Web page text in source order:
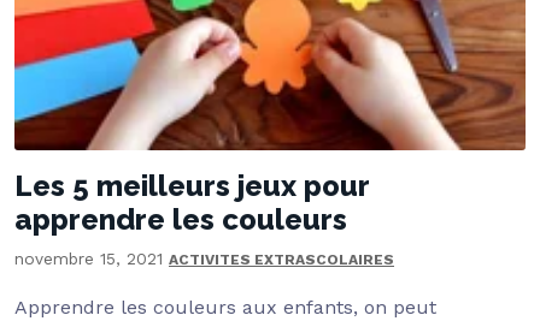
Les 5 meilleurs jeux pour
apprendre les couleurs
novembre 15, 2021 ACTIVITES EXTRASCOLAIRES
Apprendre les couleurs aux enfants, on peut